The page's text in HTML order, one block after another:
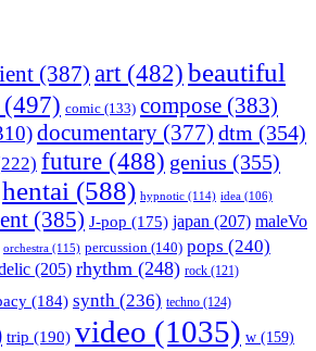
(387) art(482) beautiful
(497) comic (133) compose (383)
documentary (377) dtm (354)
future (488) genius (355)
hentai (588) hypnotic (114) idea (106)
(385) J-pop (175) japan (207) maleVo
orchestra (115) percussion (140) pops (240)
(205) rhythm (248) rock (121)
(184) synth (236) techno (124)
trip (190) video (1035) w (159)